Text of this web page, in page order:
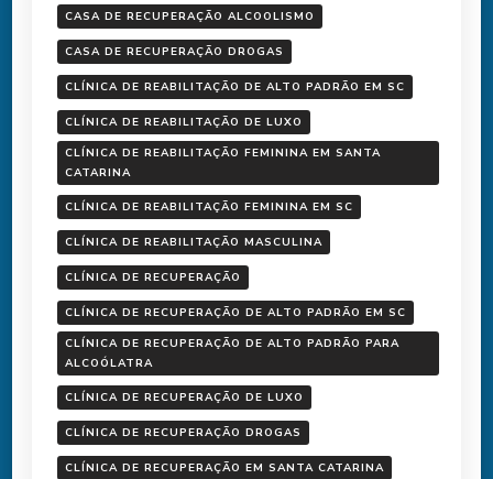
CASA DE RECUPERAÇÃO ALCOOLISMO
CASA DE RECUPERAÇÃO DROGAS
CLÍNICA DE REABILITAÇÃO DE ALTO PADRÃO EM SC
CLÍNICA DE REABILITAÇÃO DE LUXO
CLÍNICA DE REABILITAÇÃO FEMININA EM SANTA
CATARINA
CLÍNICA DE REABILITAÇÃO FEMININA EM SC
CLÍNICA DE REABILITAÇÃO MASCULINA
CLÍNICA DE RECUPERAÇÃO
CLÍNICA DE RECUPERAÇÃO DE ALTO PADRÃO EM SC
CLÍNICA DE RECUPERAÇÃO DE ALTO PADRÃO PARA
ALCOÓLATRA
CLÍNICA DE RECUPERAÇÃO DE LUXO
CLÍNICA DE RECUPERAÇÃO DROGAS
CLÍNICA DE RECUPERAÇÃO EM SANTA CATARINA